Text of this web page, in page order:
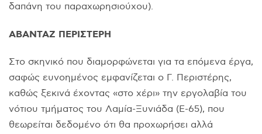
δαπάνη του παραχωρησιούχου).
ABANTAZ ΠEPIΣTEPH
Στο σκηνικό που διαμορφώνεται για τα επόμενα έργα,
σαφώς ευνοημένος εμφανίζεται ο Γ. Περιστέρης,
καθώς ξεκινά έχοντας «στο χέρι» την εργολαβία του
νότιου τμήματος του Λαμία-Ξυνιάδα (E-65), που
θεωρείται δεδομένο ότι θα προχωρήσει αλλά